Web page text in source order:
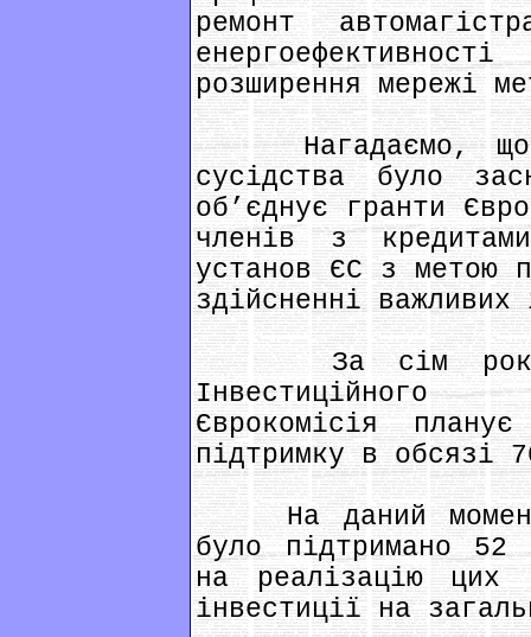
ремонт
розширення мережі
Нагадаємо, що
сусідства було
об’єднує гранти
членів з
установ ЄС з метою
здійсненні важливих
За сім років
Інвестиційного
Єврокомісія
підтримку в обсязі
На даний момент
було підтримано
на реалізацію цих
інвестиції на